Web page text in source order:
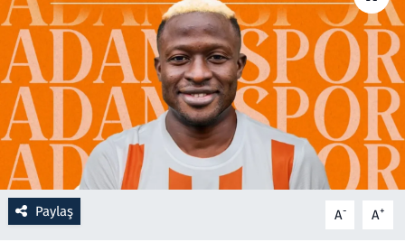
Paylaş A- A+
Oyun
Ramazan
Resmi İlanlar
Rüya Tabirleri
Sağlık